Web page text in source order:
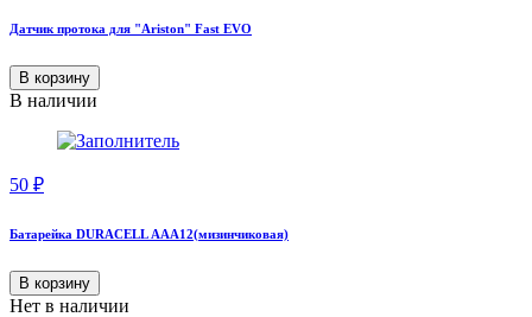
Датчик протока для "Ariston" Fast EVO
В корзину
В наличии
50 ₽
Батарейка DURACELL ААА12(мизинчиковая)
В корзину
Нет в наличии